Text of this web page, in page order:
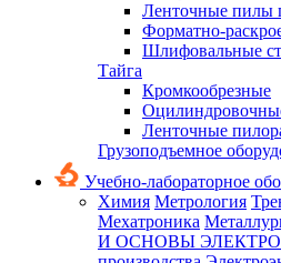
Ленточные пилы
Форматно-
Шлифовальные
Тайга
Кромкообрезные
Ленточные
Грузоподъемное
Учебно-лабораторное
Химия Метрология
Мехатроника
И ОСНОВЫ